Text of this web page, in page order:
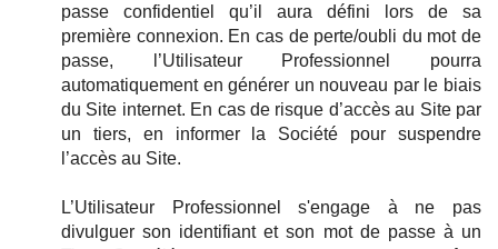
passe confidentiel qu’il aura défini lors de sa
première connexion. En cas de perte/oubli du mot de
passe, l’Utilisateur Professionnel pourra
automatiquement en générer un nouveau par le biais
du Site internet. En cas de risque d’accès au Site par
un tiers, en informer la Société pour suspendre
l’accès au Site.
L’Utilisateur Professionnel s'engage à ne pas
divulguer son identifiant et son mot de passe à un